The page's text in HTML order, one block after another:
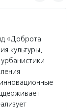
«Доброта
культуры,